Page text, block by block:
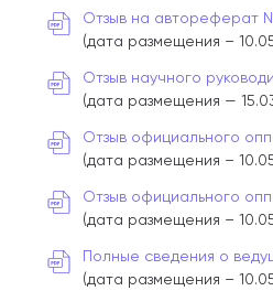
Отзыв на автореферат
(дата размещения –
Отзыв научного
(дата размещения —
Отзыв официального
(дата размещения –
Отзыв официального
(дата размещения –
Полные сведения о
(дата размещения –